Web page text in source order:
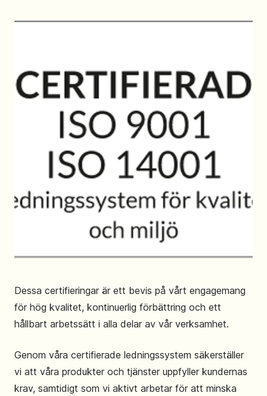
Dessa certifieringar är ett bevis på vårt engagemang
för hög kvalitet, kontinuerlig förbättring och ett
hållbart arbetssätt i alla delar av vår verksamhet.
Genom våra certifierade ledningssystem säkerställer
vi att våra produkter och tjänster uppfyller kundernas
krav, samtidigt som vi aktivt arbetar för att minska